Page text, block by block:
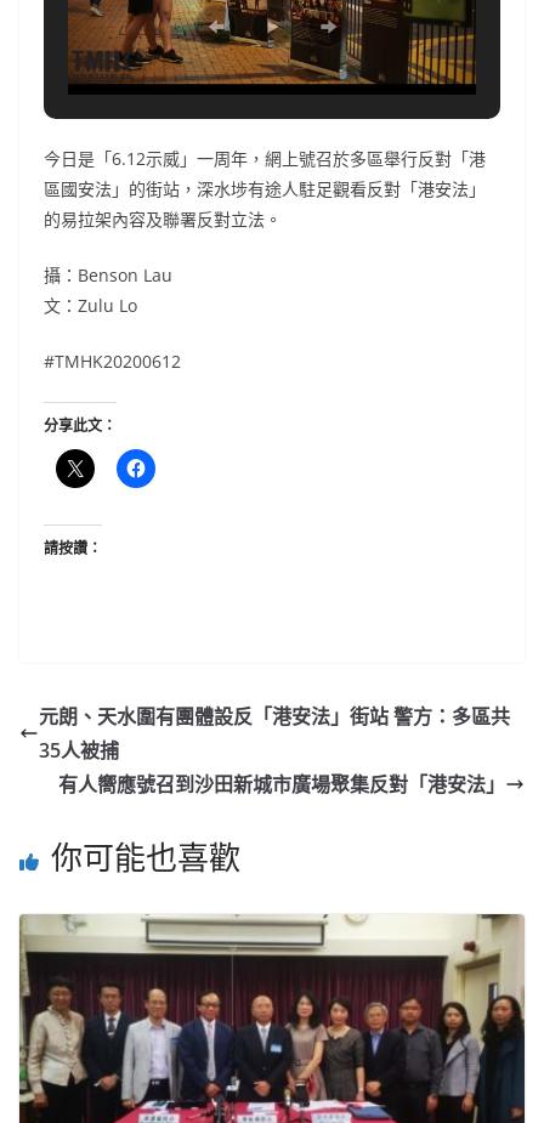
今日是「6.12示威」一周年，網上號召於多區舉行反對「港
區國安法」的街站，深水埗有途人駐足觀看反對「港安法」
的易拉架內容及聯署反對立法。
攝：Benson Lau
文：Zulu Lo
#TMHK20200612
分享此文：
請按讚：
元朗、天水圍有團體設反「港安法」街站 警方：多區共
35人被捕
有人嚮應號召到沙田新城市廣場聚集反對「港安法」
你可能也喜歡